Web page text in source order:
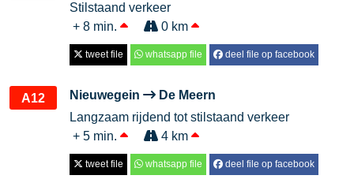
Stilstaand verkeer
+ 8 min.
0 km
tweet file whatsapp file deel file op facebook
A12 Nieuwegein
De Meern
Langzaam rijdend tot stilstaand verkeer
+ 5 min.
4 km
tweet file whatsapp file deel file op facebook